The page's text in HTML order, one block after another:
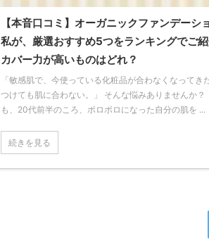
【本音口コミ】オーガニックファンデーシ
私が、厳選おすすめ5つをランキングでご
カバー力が高いものはどれ？
「敏感肌で、今使っている化粧品が合わなくなってき
つけても肌に合わない。」 そんな悩みありませんか
も、20代前半のころ、ボロボロになった自分の肌を ...
続きを見る